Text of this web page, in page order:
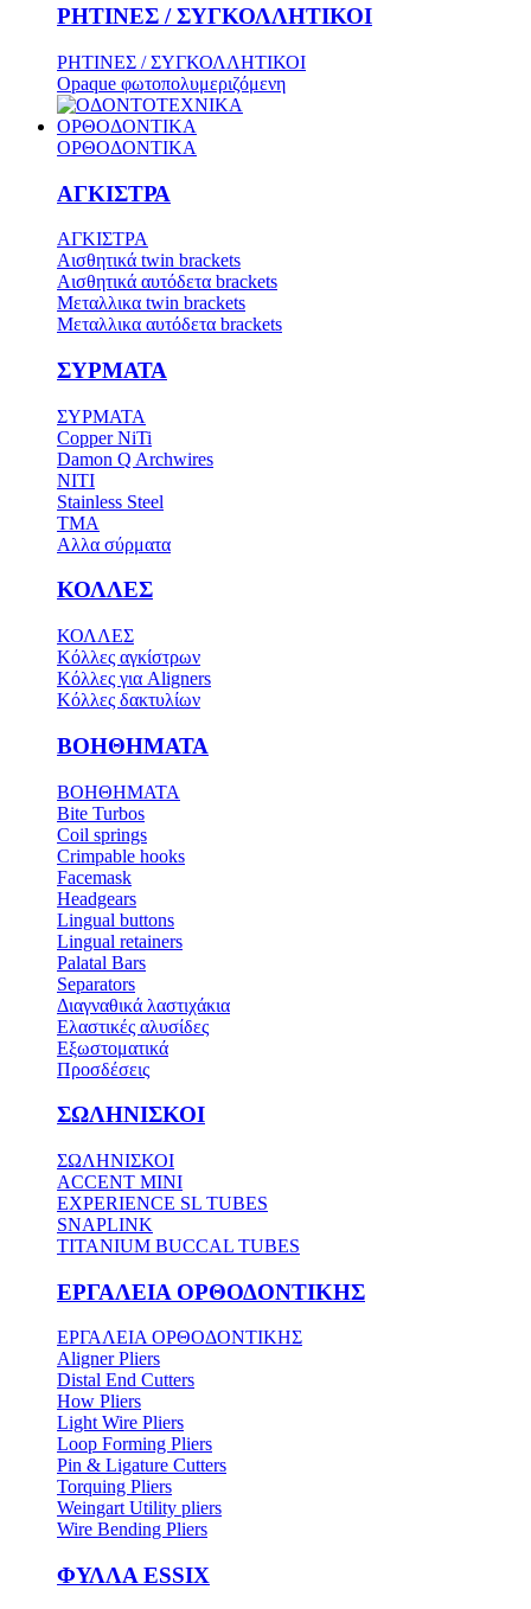
ΡΗΤΙΝΕΣ / ΣΥΓΚΟΛΛΗΤΙΚΟΙ
ΡΗΤΙΝΕΣ / ΣΥΓΚΟΛΛΗΤΙΚΟΙ
Opaque φωτοπολυμεριζόμενη
ΟΡΘΟΔΟΝΤΙΚΑ
ΟΡΘΟΔΟΝΤΙΚΑ
ΑΓΚΙΣΤΡΑ
ΑΓΚΙΣΤΡΑ
Aισθητικά twin brackets
Αισθητικά αυτόδετα brackets
Μεταλλικα twin brackets
Μεταλλικα αυτόδετα brackets
ΣΥΡΜΑΤΑ
ΣΥΡΜΑΤΑ
Copper NiTi
Damon Q Archwires
NITI
Stainless Steel
TMA
Αλλα σύρματα
ΚΟΛΛΕΣ
ΚΟΛΛΕΣ
Κόλλες αγκίστρων
Κόλλες για Aligners
Κόλλες δακτυλίων
ΒΟΗΘΗΜΑΤΑ
ΒΟΗΘΗΜΑΤΑ
Bite Turbos
Coil springs
Crimpable hooks
Facemask
Headgears
Lingual buttons
Lingual retainers
Palatal Bars
Separators
Διαγναθικά λαστιχάκια
Ελαστικές αλυσίδες
Εξωστοματικά
Προσδέσεις
ΣΩΛΗΝΙΣΚΟΙ
ΣΩΛΗΝΙΣΚΟΙ
ACCENT MINI
EXPERIENCE SL TUBES
SNAPLINK
TITANIUM BUCCAL TUBES
ΕΡΓΑΛΕΙΑ ΟΡΘΟΔΟΝΤΙΚΗΣ
ΕΡΓΑΛΕΙΑ ΟΡΘΟΔΟΝΤΙΚΗΣ
Aligner Pliers
Distal End Cutters
How Pliers
Light Wire Pliers
Loop Forming Pliers
Pin & Ligature Cutters
Torquing Pliers
Weingart Utility pliers
Wire Bending Pliers
ΦΥΛΛΑ ESSIX